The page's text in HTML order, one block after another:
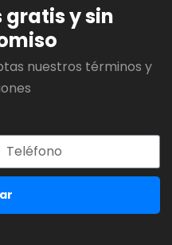
gratis y sin
nuestros términos y